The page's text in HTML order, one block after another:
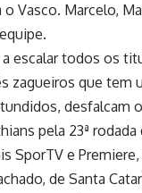
Vasco. Marcelo,
escalar todos os
zagueiros que tem
desfalcam
pela 23ª
SporTV e
de Santa